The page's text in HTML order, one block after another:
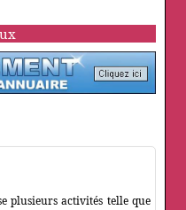
plusieurs activités telle que